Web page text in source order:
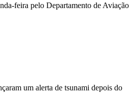
feira pelo Departamento de Aviação
um alerta de tsunami depois do